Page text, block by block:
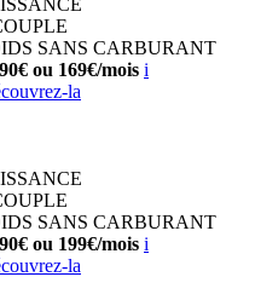
SANS CARBURANT
ou 169€/mois i
la
SANS CARBURANT
ou 199€/mois i
la